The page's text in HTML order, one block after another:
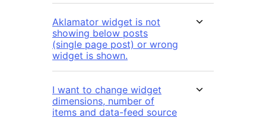
Aklamator widget is not
showing below posts
(single page post) or wrong
widget is shown.
I want to change widget
dimensions, number of
items and data-feed source